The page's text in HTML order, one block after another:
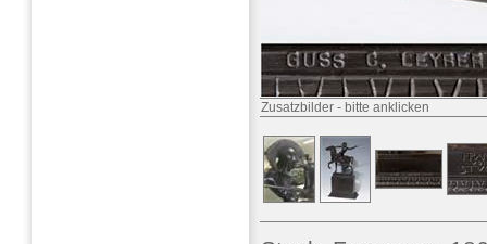
Zusatzbilder - bitte anklicken